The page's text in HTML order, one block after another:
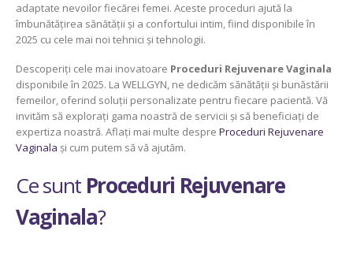
adaptate nevoilor fiecărei femei. Aceste proceduri ajută la
îmbunătățirea sănătății și a confortului intim, fiind disponibile în
2025 cu cele mai noi tehnici și tehnologii.
Descoperiți cele mai inovatoare Proceduri Rejuvenare Vaginala
disponibile în 2025. La WELLGYN, ne dedicăm sănătății și bunăstării
femeilor, oferind soluții personalizate pentru fiecare pacientă. Vă
invităm să explorați gama noastră de servicii și să beneficiați de
expertiza noastră. Aflați mai multe despre Proceduri Rejuvenare
Vaginala și cum putem să vă ajutăm.
Ce sunt Proceduri Rejuvenare
Vaginala?